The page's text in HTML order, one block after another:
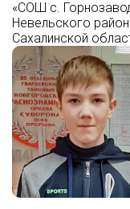
«СОШ с.
Невельского
Сахалинской